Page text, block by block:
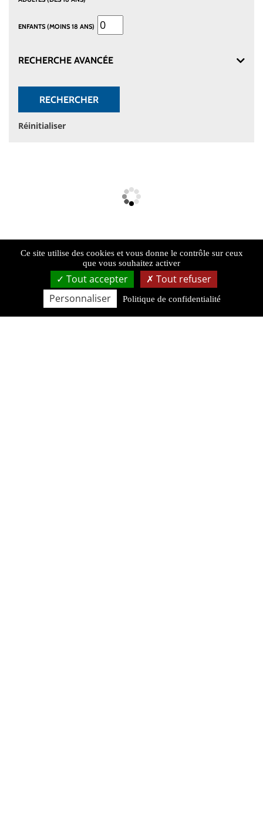
ENFANTS (MOINS 18 ANS)
RECHERCHE AVANCÉE
RECHERCHER
Réinitialiser
Ce site utilise des cookies et vous donne le contrôle sur ceux
que vous souhaitez activer
Tout accepter
Tout refuser
Personnaliser
Politique de confidentialité